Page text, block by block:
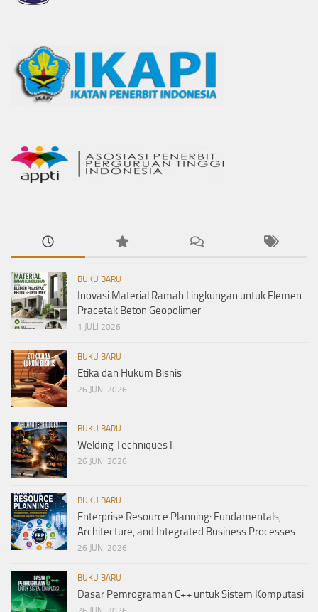
BUKU BARU
Inovasi Material Ramah Lingkungan untuk Elemen
Pracetak Beton Geopolimer
1 JULI 2026
BUKU BARU
Etika dan Hukum Bisnis
26 JUNI 2026
BUKU BARU
Welding Techniques I
26 JUNI 2026
BUKU BARU
Enterprise Resource Planning: Fundamentals,
Architecture, and Integrated Business Processes
26 JUNI 2026
BUKU BARU
Dasar Pemrograman C++ untuk Sistem Komputasi